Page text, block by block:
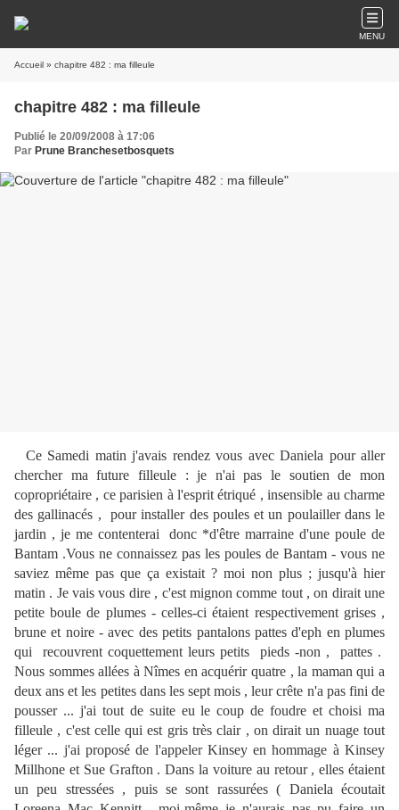
MENU
Accueil » chapitre 482 : ma filleule
chapitre 482 : ma filleule
Publié le 20/09/2008 à 17:06
Par Prune Branchesetbosquets
Ce Samedi matin j'avais rendez vous avec Daniela pour aller
chercher ma future filleule : je n'ai pas le soutien de mon
copropriétaire , ce parisien à l'esprit étriqué , insensible au charme
des gallinacés , pour installer des poules et un poulailler dans le
jardin , je me contenterai donc *d'être marraine d'une poule de
Bantam .Vous ne connaissez pas les poules de Bantam - vous ne
saviez même pas que ça existait ? moi non plus ; jusqu'à hier
matin . Je vais vous dire , c'est mignon comme tout , on dirait une
petite boule de plumes - celles-ci étaient respectivement grises ,
brune et noire - avec des petits pantalons pattes d'eph en plumes
qui recouvrent coquettement leurs petits pieds -non , pattes .
Nous sommes allées à Nîmes en acquérir quatre , la maman qui a
deux ans et les petites dans les sept mois , leur crête n'a pas fini de
pousser ... j'ai tout de suite eu le coup de foudre et choisi ma
filleule , c'est celle qui est gris très clair , on dirait un nuage tout
léger ... j'ai proposé de l'appeler Kinsey en hommage à Kinsey
Millhone et Sue Grafton . Dans la voiture au retour , elles étaient
un peu stressées , puis se sont rassurées ( Daniela écoutait